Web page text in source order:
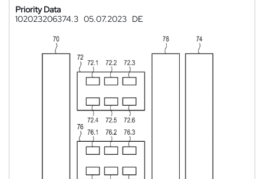
Priority Data
102023206374.3 05.07.2023 DE